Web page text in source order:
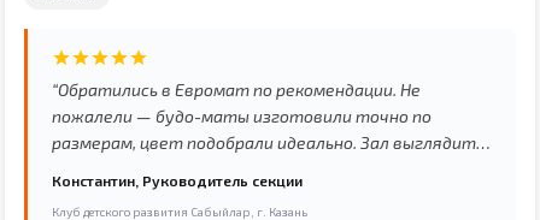
“Обратились в Евромат по рекомендации. Не
пожалели — будо-маты изготовили точно по
размерам, цвет подобрали идеально. Зал выглядит
Константин, Руководитель секции
Клуб детского развития Сабыйлар, г. Казань